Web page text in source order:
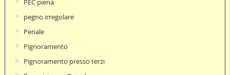
PEC piena
pegno irregolare
Penale
Pignoramento
Pignoramento presso terzi